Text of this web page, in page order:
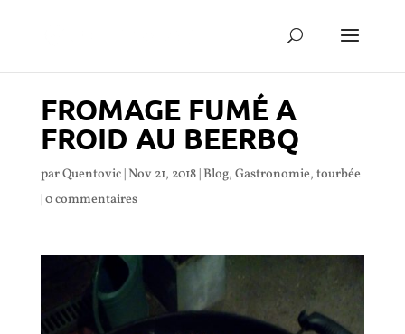
FROMAGE FUMÉ A
FROID AU BEERBQ
parQuentovic|Nov 21, 2018|Blog, Gastronomie, tourbée
|0 commentaires